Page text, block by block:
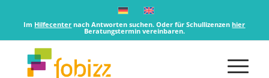
Im Hilfecenter nach Antworten suchen. Oder für Schullizenzenhier
Beratungstermin vereinbaren.